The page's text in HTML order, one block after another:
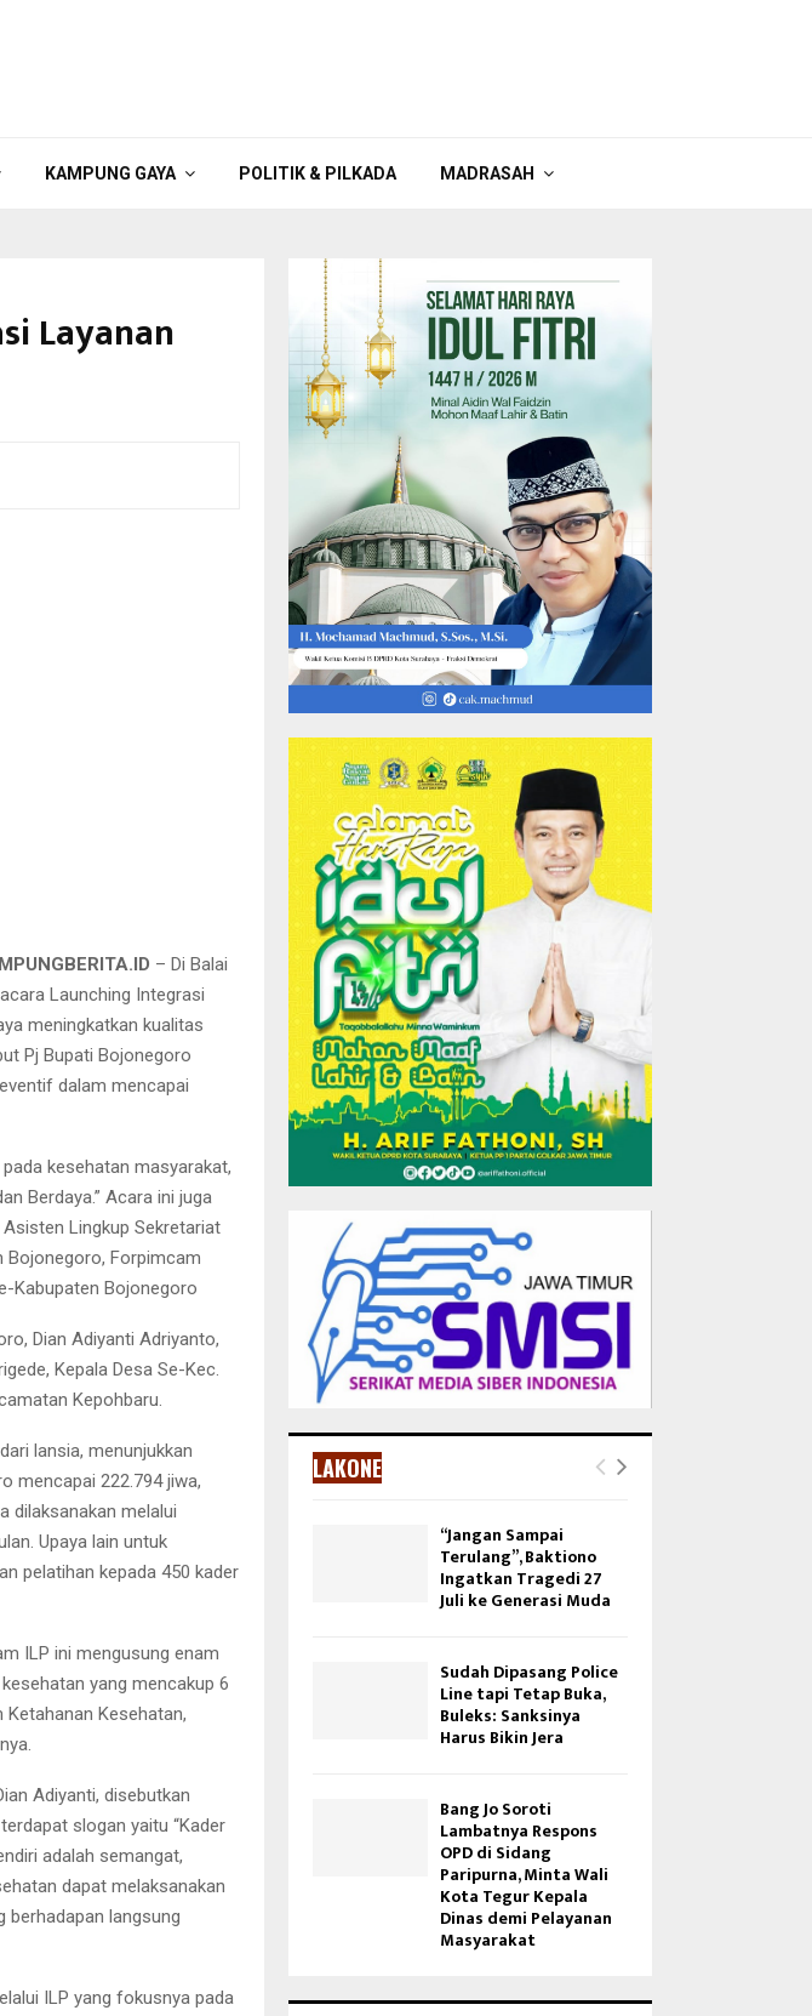
KAMPUNG GAYA POLITIK & PILKADA MADRASAH
Layanan
– Di Balai
Launching Integrasi
meningkatkan kualitas
Pj Bupati Bojonegoro
dalam mencapai
kesehatan masyarakat,
Berdaya.” Acara ini juga
Lingkup Sekretariat
Bojonegoro, Forpimcam
Kabupaten Bojonegoro
Dian Adiyanti Adriyanto,
Kepala Desa Se-Kec.
Kepohbaru.
lansia, menunjukkan
mencapai 222.794 jiwa,
dilaksanakan melalui
Upaya lain untuk
pelatihan kepada 450 kader
ILP ini mengusung enam
yang mencakup 6
Kesehatan,
Adiyanti, disebutkan
slogan yaitu “Kader
adalah semangat,
dapat melaksanakan
berhadapan langsung
ILP yang fokusnya pada
LAKONE
“Jangan Sampai
Terulang”, Baktiono
Ingatkan Tragedi 27
Juli ke Generasi Muda
Sudah Dipasang Police
Line tapi Tetap Buka,
Buleks: Sanksinya
Harus Bikin Jera
Bang Jo Soroti
Lambatnya Respons
OPD di Sidang
Paripurna, Minta Wali
Kota Tegur Kepala
Dinas demi Pelayanan
Masyarakat